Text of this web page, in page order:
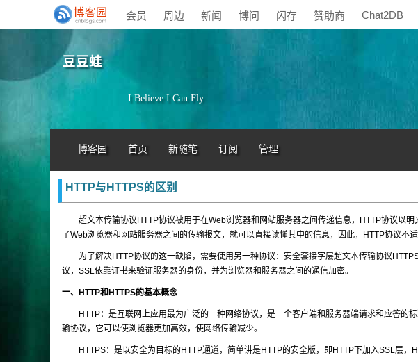
会员 周边 新闻 博问 闪存 赞助商 Chat2DB
豆豆蛙
I Believe I Can Fly
博客园 首页 新随笔 订阅 管理
HTTP与HTTPS的区别
超文本传输协议HTTP协议被用于在Web浏览器和网站服务器之间传递信息，HTTP协议以明
了Web浏览器和网站服务器之间的传输报文，就可以直接读懂其中的信息，因此，HTTP协议不
为了解决HTTP协议的这一缺陷，需要使用另一种协议：安全套接字层超文本传输协议
议，SSL依靠证书来验证服务器的身份，并为浏览器和服务器之间的通信加密。
一、HTTP和HTTPS的基本概念
HTTP：是互联网上应用最为广泛的一种网络协议，是一个客户端和服务器端请求和应答的
输协议，它可以使浏览器更加高效，使网络传输减少。
HTTPS：是以安全为目标的HTTP通道，简单讲是HTTP的安全版，即HTTP下加入SSL层，